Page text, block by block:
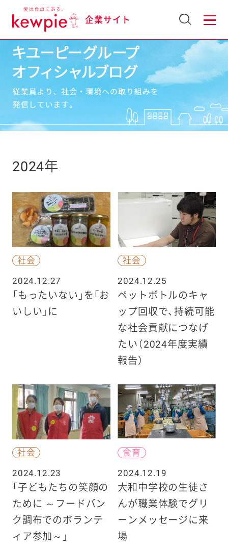
企業サイト
2024年
社会
2024.12.27
「もったいない」を「お
いしい」に
社会
2024.12.25
ペットボトルのキャ
ップ回収で、持続可能
な社会貢献につなげ
たい（2024年度実績
報告）
社会
2024.12.23
「子どもたちの笑顔の
ために ～フードバン
ク調布でのボランテ
ィア参加～」
食育
2024.12.19
大和中学校の生徒さ
んが職業体験でグリ
ーンメッセージに来
場